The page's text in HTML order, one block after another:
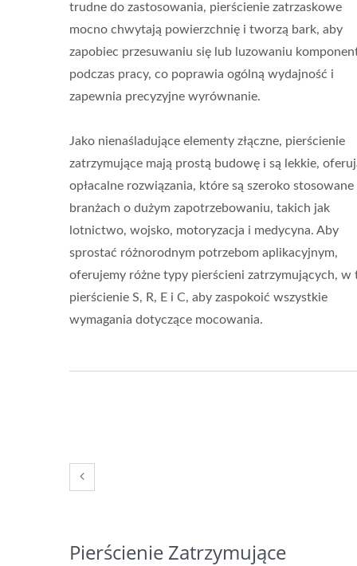
trudne do zastosowania, pierścienie zatrzaskowe
mocno chwytają powierzchnię i tworzą bark, aby
zapobiec przesuwaniu się lub luzowaniu
podczas pracy, co poprawia ogólną wydajność i
zapewnia precyzyjne wyrównanie.
Jako nienaśladujące elementy złączne, pierścienie
zatrzymujące mają prostą budowę i są lekkie,
opłacalne rozwiązania, które są szeroko stosowane
branżach o dużym zapotrzebowaniu, takich jak
lotnictwo, wojsko, motoryzacja i medycyna. Aby
sprostać różnorodnym potrzebom aplikacyjnym,
oferujemy różne typy pierścieni zatrzymujących, w
pierścienie S, R, E i C, aby zaspokoić wszystkie
wymagania dotyczące mocowania.
Pierścienie Zatrzymujące